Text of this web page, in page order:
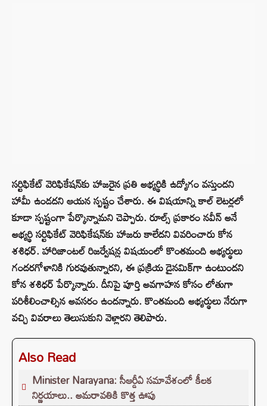
సర్టిఫికేట్ వెరిఫికేషన్‌కు హాజరైన ప్రతి అభ్యర్థికి ఉద్యోగం వస్తుందని
హామీ ఉండదని ఆయన స్పష్టం చేశారు. ఈ విషయాన్ని కాల్ లెటర్లలో
కూడా స్పష్టంగా పేర్కొన్నామని చెప్పారు. రూల్స్ ప్రకారం నవీన్ అనే
అభ్యర్థి సర్టిఫికేట్ వెరిఫికేషన్‌కు హాజరు కాలేదని వివరించారు కోన
శశిధర్‌. హారిజాంటల్ రిజర్వేషన్ల విషయంలో కొంతమంది అభ్యర్థులు
గందరగోళానికి గురవుతున్నారని, ఈ ప్రక్రియ డైనమిక్‌గా ఉంటుందని
కోన శశిధర్ పేర్కొన్నారు. దీనిపై పూర్తి అవగాహన కోసం లోతుగా
పరిశీలించాల్సిన అవసరం ఉందన్నారు. కొంతమంది అభ్యర్థులు నేరుగా
వచ్చి వివరాలు తెలుసుకుని వెళ్లారని తెలిపారు.
Also Read
Minister Narayana: సీఆర్డీఏ సమావేశంలో కీలక
నిర్ణయాలు.. అమరావతికి కొత్త ఊపు